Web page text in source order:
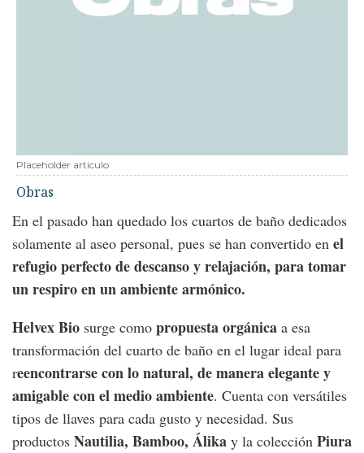
Placeholder articulo
Obras
En el pasado han quedado los cuartos de baño dedicados
solamente al aseo personal, pues se han convertido en el
refugio perfecto de descanso y relajación, para tomar
un respiro en un ambiente armónico.
Helvex Bio surge como propuesta orgánica a esa
transformación del cuarto de baño en el lugar ideal para
reencontrarse con lo natural, de manera elegante y
amigable con el medio ambiente. Cuenta con versátiles
tipos de llaves para cada gusto y necesidad. Sus
productos Nautilia, Bamboo, Álika y la colección Piura